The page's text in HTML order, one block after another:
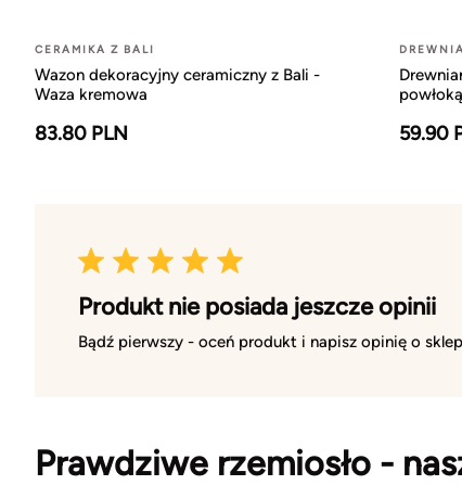
CERAMIKA Z BALI
Wazon dekoracyjny ceramiczny z Bali -
Waza kremowa
83.80 PLN 59.90
Produkt nie posiada jeszcze opinii
Bądź pierwszy - oceń produkt i napisz opinię o
Prawdziwe rzemiosło -